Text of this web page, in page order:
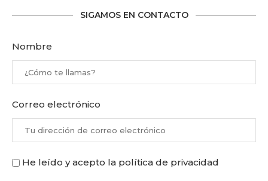
SIGAMOS EN CONTACTO
Nombre
Correo electrónico
He leído y acepto la política de privacidad